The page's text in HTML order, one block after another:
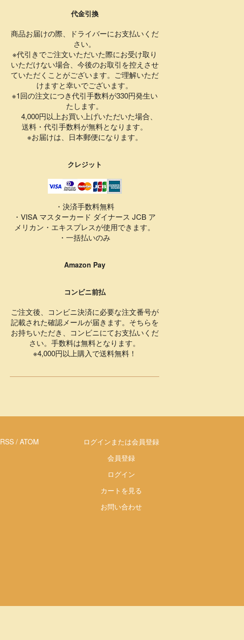
代金引換
商品お届けの際、ドライバーにお支払いくだ
さい。
※代引きでご注文いただいた際にお受け取り
いただけない場合、今後のお取引を控えさせ
ていただくことがございます。ご理解いただ
けますと幸いでございます。
※1回の注文につき代引手数料が330円発生い
たします。
4,000円以上お買い上げいただいた場合、
送料・代引手数料が無料となります。
※お届けは、日本郵便になります。
クレジット
・決済手数料無料
・VISA マスターカード ダイナース JCB ア
メリカン・エキスプレスが使用できます。
・一括払いのみ
Amazon Pay
コンビニ前払
ご注文後、コンビニ決済に必要な注文番号が
記載された確認メールが届きます。そちらを
お持ちいただき、コンビニにてお支払いくだ
さい。手数料は無料となります。
※4,000円以上購入で送料無料！
RSS / ATOM
ログインまたは会員登録
会員登録
ログイン
カートを見る
お問い合わせ